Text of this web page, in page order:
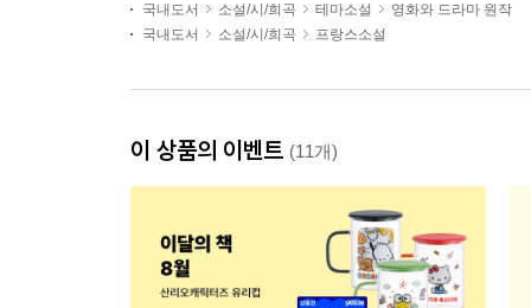
국내도서 소설/시/희곡 테마소설
영화와 드라마 원작
국내도서
소설/시/희곡 프랑스소설
이 상품의 이벤트 (11개)